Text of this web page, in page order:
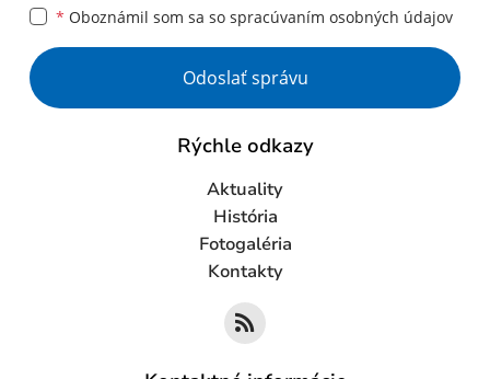
* Oboznámil som sa so spracúvaním osobných údajov
Google reCaptcha Response
Odoslať správu
Rýchle odkazy
Aktuality
História
Fotogaléria
Kontakty